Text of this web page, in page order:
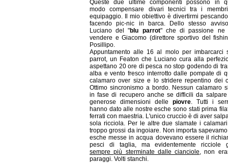
Queste due ultime componenti possono in
modo compensare divari tecnici tra i
equipaggio. Il mio obiettivo è divertirmi
facendo pic-nic in barca. Dello stesso
Luciano del "blu parrot" che di passione ne
vendere e Giacomo (direttore sportivo del
Posillipo.
Appuntamento alle 16 al molo per imbarcarci
parrot, un Featon che Luciano cura alla
aspettano 20 ore di pesca no stop godendo di
alba e vento fresco interrotto dalle pompate di
calamaro over size e lo stridere repentino dei
Ottimo sincronismo a bordo. Nessun calamaro
in fase di recupero anche se difficili da
generose dimensioni delle piovre. Tutti i
hanno dato alle nostre esche sono stati prima
ferrati con maestria. L'unico cruccio è di aver
sola ricciola. Per le altre due slamate i
troppo grossi da ingoiare. Non importa
esche messe in acqua dovevano essere il
pesci di taglia, ma evidentemente ricciole
sempre più sterminate dalle cianciole, non
paraggi. Volti stanchi.